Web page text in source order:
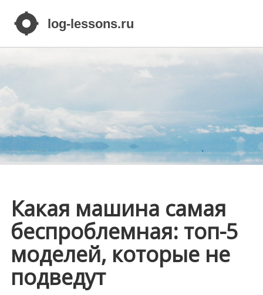
Какая машина самая
беспроблемная: топ-5
моделей, которые не
подведут